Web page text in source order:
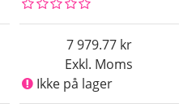
Exkl. Moms
7 979.77
Ikke på lager